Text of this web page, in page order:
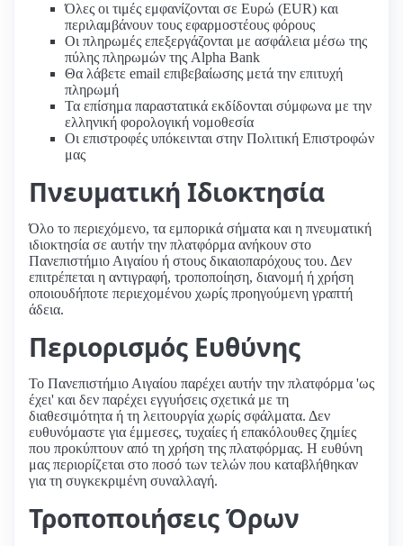
Όλες οι τιμές εμφανίζονται σε Ευρώ (EUR) και
περιλαμβάνουν τους εφαρμοστέους φόρους
Οι πληρωμές επεξεργάζονται με ασφάλεια μέσω της
πύλης πληρωμών της Alpha Bank
Θα λάβετε email επιβεβαίωσης μετά την επιτυχή
πληρωμή
Τα επίσημα παραστατικά εκδίδονται σύμφωνα με την
ελληνική φορολογική νομοθεσία
Οι επιστροφές υπόκεινται στην Πολιτική Επιστροφών
μας
Πνευματική Ιδιοκτησία
Όλο το περιεχόμενο, τα εμπορικά σήματα και η πνευματική
ιδιοκτησία σε αυτήν την πλατφόρμα ανήκουν στο
Πανεπιστήμιο Αιγαίου ή στους δικαιοπαρόχους του. Δεν
επιτρέπεται η αντιγραφή, τροποποίηση, διανομή ή χρήση
οποιουδήποτε περιεχομένου χωρίς προηγούμενη γραπτή
άδεια.
Περιορισμός Ευθύνης
Το Πανεπιστήμιο Αιγαίου παρέχει αυτήν την πλατφόρμα 'ως
έχει' και δεν παρέχει εγγυήσεις σχετικά με τη
διαθεσιμότητα ή τη λειτουργία χωρίς σφάλματα. Δεν
ευθυνόμαστε για έμμεσες, τυχαίες ή επακόλουθες ζημίες
που προκύπτουν από τη χρήση της πλατφόρμας. Η ευθύνη
μας περιορίζεται στο ποσό των τελών που καταβλήθηκαν
για τη συγκεκριμένη συναλλαγή.
Τροποποιήσεις Όρων